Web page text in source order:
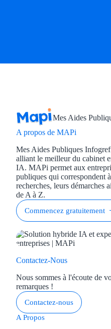
Mes Aides
A propos de MAPi
Mes Aides Publiques
alliant le meilleur du cabinet
IA. MAPi permet aux
publiques qui correspondent
recherches, leurs démarches
de A à Z.
Commencez gratuitement
Contactez-Nous
Nous sommes à l'écoute de
remarques !
Contactez-nous
A Propos